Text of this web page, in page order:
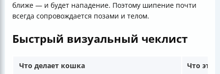
ближе — и будет нападение. Поэтому шипение почти
всегда сопровождается позами и телом.
Быстрый визуальный чеклист
Что делает кошка Что это